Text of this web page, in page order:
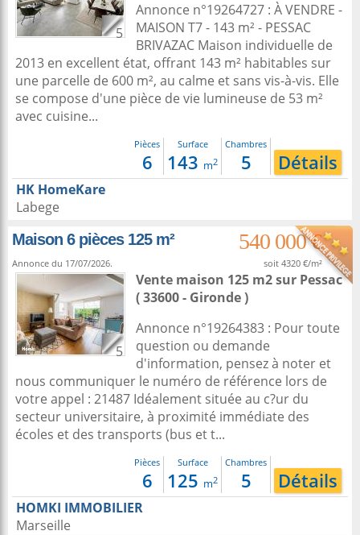
5
Annonce n°19264727 : À VENDRE -
MAISON T7 - 143 m² - PESSAC
BRIVAZAC Maison individuelle de
2013 en excellent état, offrant 143 m² habitables sur
une parcelle de 600 m², au calme et sans vis-à-vis. Elle
se compose d'une pièce de vie lumineuse de 53 m²
avec cuisine...
Pièces
6
Surface
143 m2
Chambres
5 Détails
HK HomeKare
Labege
Maison 6 pièces 125 m²
540 000 €
Annonce du 17/07/2026. soit 4320 €/m²
5
Vente maison 125 m2sur Pessac
( 33600 - Gironde )
Annonce n°19264383 : Pour toute
question ou demande
d'information, pensez à noter et
nous communiquer le numéro de référence lors de
votre appel : 21487 Idéalement située au c?ur du
secteur universitaire, à proximité immédiate des
écoles et des transports (bus et t...
Pièces
6
Surface
125 m2
Chambres
5 Détails
HOMKI IMMOBILIER
Marseille